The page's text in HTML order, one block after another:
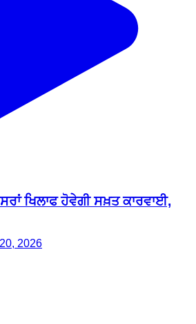
ਖਿਲਾਫ ਹੋਵੇਗੀ ਸਖ਼ਤ ਕਾਰਵਾਈ,
2026